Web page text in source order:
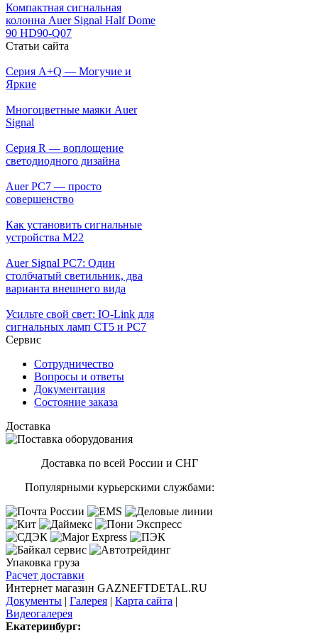
Компактная сигнальная
колонна Auer Signal Half Dome
90 HD90-Q07
Статьи сайта
Серия A+Q — Могучие и
Яркие
Многоцветные маяки Auer
Signal
Серия R — воплощение
светодиодного дизайна
Auer PC7 — просто
совершенство
Как установить сигнальные
устройства М22
Auer Signal PC7: Один
столбчатый светильник, два
варианта внешнего вида
Усильте свой свет: IO-Link для
сигнальных ламп CT5 и PC7
Сервис
Сотрудничество
Вопросы и ответы
Документация
Состояние заказа
Доставка
Доставка по всей России и СНГ
Популярными курьерскими службами:
Упаковка груза
Расчет доставки
Интернет магазин GAZNEFTDETAL.RU
Документы | Галерея | Карта сайта |
Видеогалерея
Екатеринбург: